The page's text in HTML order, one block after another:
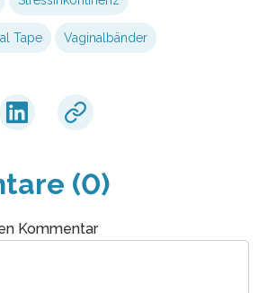
Tape Vaginalbänder
(0)
Kommentar